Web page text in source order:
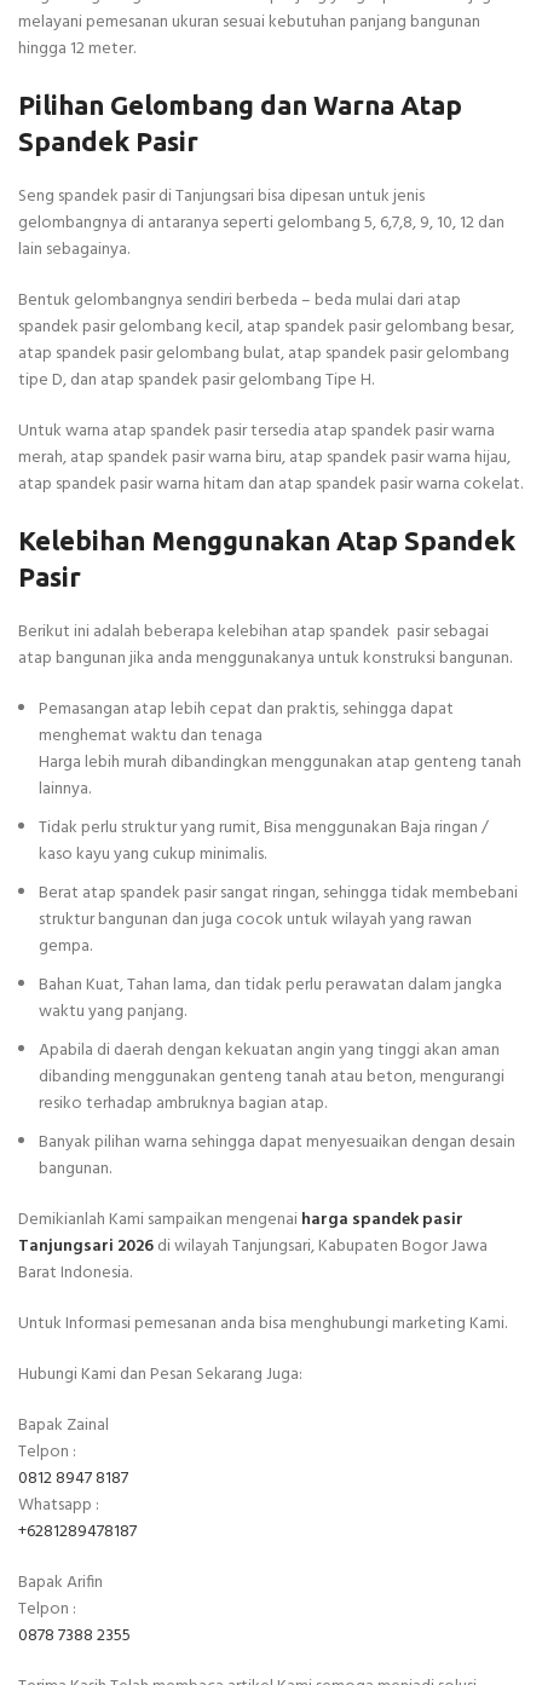
melayani pemesanan ukuran sesuai kebutuhan panjang bangunan
hingga 12 meter.
Pilihan Gelombang dan Warna Atap
Spandek Pasir
Seng spandek pasir di Tanjungsari bisa dipesan untuk jenis
gelombangnya di antaranya seperti gelombang 5, 6,7,8, 9, 10, 12 dan
lain sebagainya.
Bentuk gelombangnya sendiri berbeda – beda mulai dari atap
spandek pasir gelombang kecil, atap spandek pasir gelombang besar,
atap spandek pasir gelombang bulat, atap spandek pasir gelombang
tipe D, dan atap spandek pasir gelombang Tipe H.
Untuk warna atap spandek pasir tersedia atap spandek pasir warna
merah, atap spandek pasir warna biru, atap spandek pasir warna hijau,
atap spandek pasir warna hitam dan atap spandek pasir warna cokelat.
Kelebihan Menggunakan Atap Spandek
Pasir
Berikut ini adalah beberapa kelebihan atap spandek pasir sebagai
atap bangunan jika anda menggunakanya untuk konstruksi bangunan.
Pemasangan atap lebih cepat dan praktis, sehingga dapat
menghemat waktu dan tenaga
Harga lebih murah dibandingkan menggunakan atap genteng tanah
lainnya.
Tidak perlu struktur yang rumit, Bisa menggunakan Baja ringan /
kaso kayu yang cukup minimalis.
Berat atap spandek pasir sangat ringan, sehingga tidak membebani
struktur bangunan dan juga cocok untuk wilayah yang rawan
gempa.
Bahan Kuat, Tahan lama, dan tidak perlu perawatan dalam jangka
waktu yang panjang.
Apabila di daerah dengan kekuatan angin yang tinggi akan aman
dibanding menggunakan genteng tanah atau beton, mengurangi
resiko terhadap ambruknya bagian atap.
Banyak pilihan warna sehingga dapat menyesuaikan dengan desain
bangunan.
Demikianlah Kami sampaikan mengenaiharga spandek pasir
Tanjungsari 2026di wilayah Tanjungsari, Kabupaten Bogor Jawa
Barat Indonesia.
Untuk Informasi pemesanan anda bisa menghubungi marketing Kami.
Hubungi Kami dan Pesan Sekarang Juga:
Bapak Zainal
Telpon :
0812 8947 8187
Whatsapp :
+6281289478187
Bapak Arifin
Telpon :
0878 7388 2355